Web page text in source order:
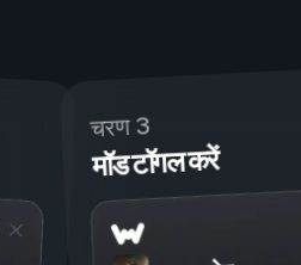
चरण 3
मॉड टॉगल करें